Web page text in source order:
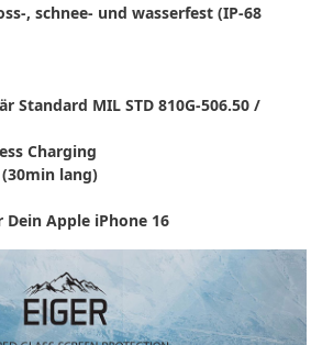
, schnee- und wasserfest (IP-68
Standard MIL STD 810G-506.50 /
Charging
lang)
Apple iPhone 16